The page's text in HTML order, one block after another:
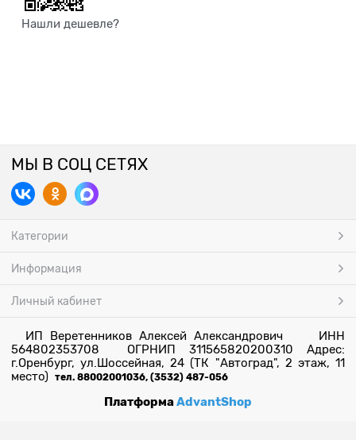
Нашли дешевле?
МЫ В СОЦ СЕТЯХ
Категории
Информация
Личный кабинет
ИП Веретенников Алексей Александрович ИНН
564802353708 ОГРНИП 311565820200310 Адрес:
г.Оренбург, ул.Шоссейная, 24 (ТК "Автоград", 2 этаж, 11
место) тел. 88002001036, (3532) 487-056
ПлатформаAdvantShop